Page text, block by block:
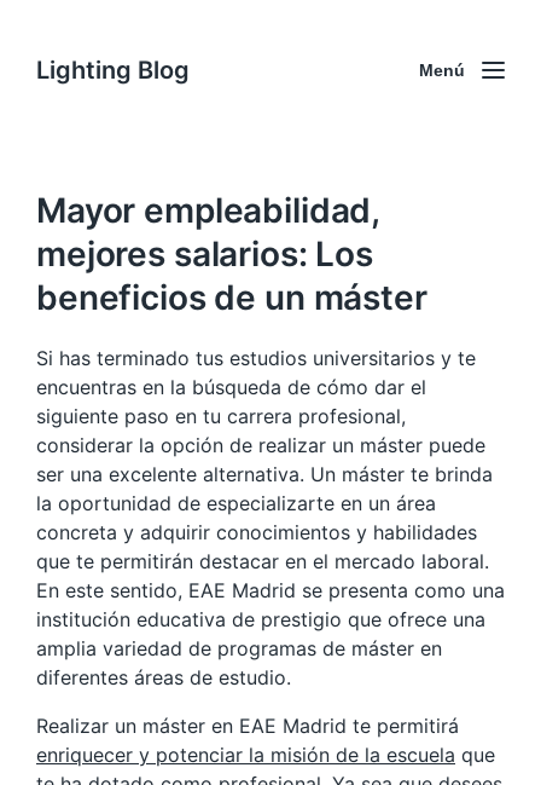
Lighting Blog Menú
Mayor empleabilidad,
mejores salarios: Los
beneficios de un máster
Si has terminado tus estudios universitarios y te
encuentras en la búsqueda de cómo dar el
siguiente paso en tu carrera profesional,
considerar la opción de realizar un máster puede
ser una excelente alternativa. Un máster te brinda
la oportunidad de especializarte en un área
concreta y adquirir conocimientos y habilidades
que te permitirán destacar en el mercado laboral.
En este sentido, EAE Madrid se presenta como una
institución educativa de prestigio que ofrece una
amplia variedad de programas de máster en
diferentes áreas de estudio.
Realizar un máster en EAE Madrid te permitirá
enriquecer y potenciar la misión de la escuela que